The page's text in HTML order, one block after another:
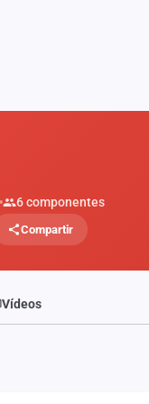
6 componentes
Compartir
Vídeos